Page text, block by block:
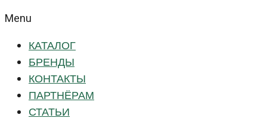
Menu
КАТАЛОГ
БРЕНДЫ
КОНТАКТЫ
ПАРТНЁРАМ
СТАТЬИ